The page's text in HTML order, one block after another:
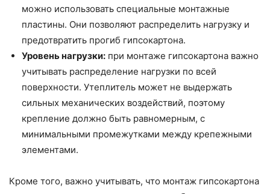
можно использовать специальные монтажные
пластины. Они позволяют распределить нагрузку и
предотвратить прогиб гипсокартона.
Уровень нагрузки: при монтаже гипсокартона важно
учитывать распределение нагрузки по всей
поверхности. Утеплитель может не выдержать
сильных механических воздействий, поэтому
крепление должно быть равномерным, с
минимальными промежутками между крепежными
элементами.
Кроме того, важно учитывать, что монтаж гипсокартона